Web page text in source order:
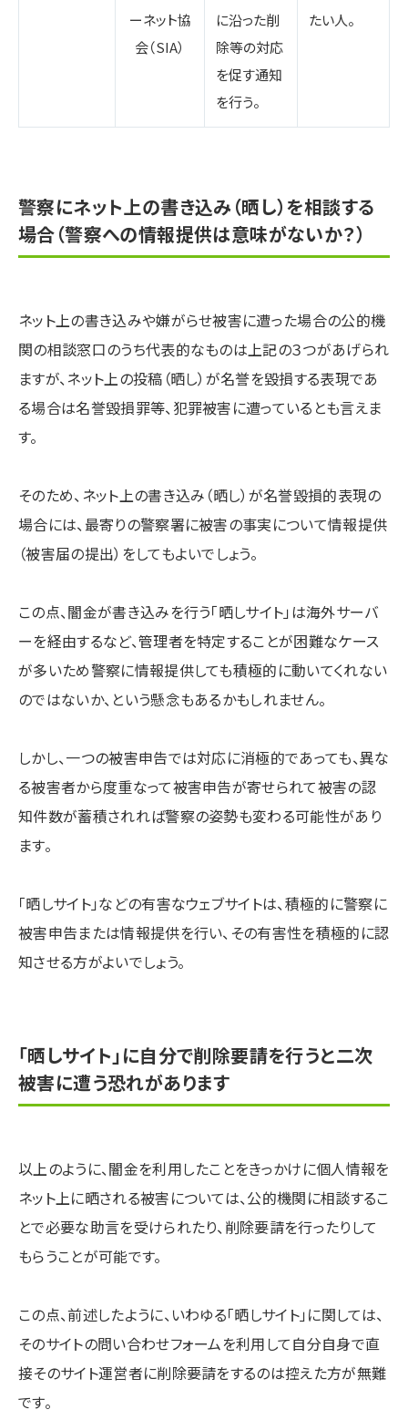
ーネット協
会（SIA）
に沿った削
除等の対応
を促す通知
を行う。
たい人。
警察にネット上の書き込み（晒し）を相談する
場合（警察への情報提供は意味がないか？）
ネット上の書き込みや嫌がらせ被害に遭った場合の公的機
関の相談窓口のうち代表的なものは上記の３つがあげられ
ますが、ネット上の投稿（晒し）が名誉を毀損する表現であ
る場合は名誉毀損罪等、犯罪被害に遭っているとも言えま
す。
そのため、ネット上の書き込み（晒し）が名誉毀損的表現の
場合には、最寄りの警察署に被害の事実について情報提供
（被害届の提出）をしてもよいでしょう。
この点、闇金が書き込みを行う「晒しサイト」は海外サーバ
ーを経由するなど、管理者を特定することが困難なケース
が多いため警察に情報提供しても積極的に動いてくれない
のではないか、という懸念もあるかもしれません。
しかし、一つの被害申告では対応に消極的であっても、異な
る被害者から度重なって被害申告が寄せられて被害の認
知件数が蓄積されれば警察の姿勢も変わる可能性があり
ます。
「晒しサイト」などの有害なウェブサイトは、積極的に警察に
被害申告または情報提供を行い、その有害性を積極的に認
知させる方がよいでしょう。
「晒しサイト」に自分で削除要請を行うと二次
被害に遭う恐れがあります
以上のように、闇金を利用したことをきっかけに個人情報を
ネット上に晒される被害については、公的機関に相談するこ
とで必要な助言を受けられたり、削除要請を行ったりして
もらうことが可能です。
この点、前述したように、いわゆる「晒しサイト」に関しては、
そのサイトの問い合わせフォームを利用して自分自身で直
接そのサイト運営者に削除要請をするのは控えた方が無難
です。